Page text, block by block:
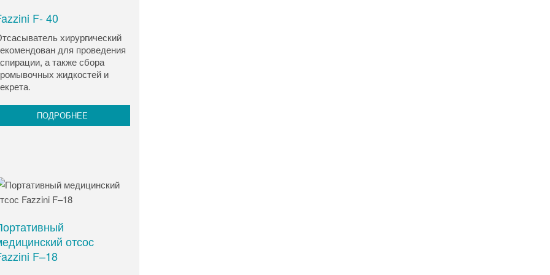
F- 40
хирургический
для проведения
а также сбора
жидкостей и
ПОДРОБНЕЕ
отсос
F–18